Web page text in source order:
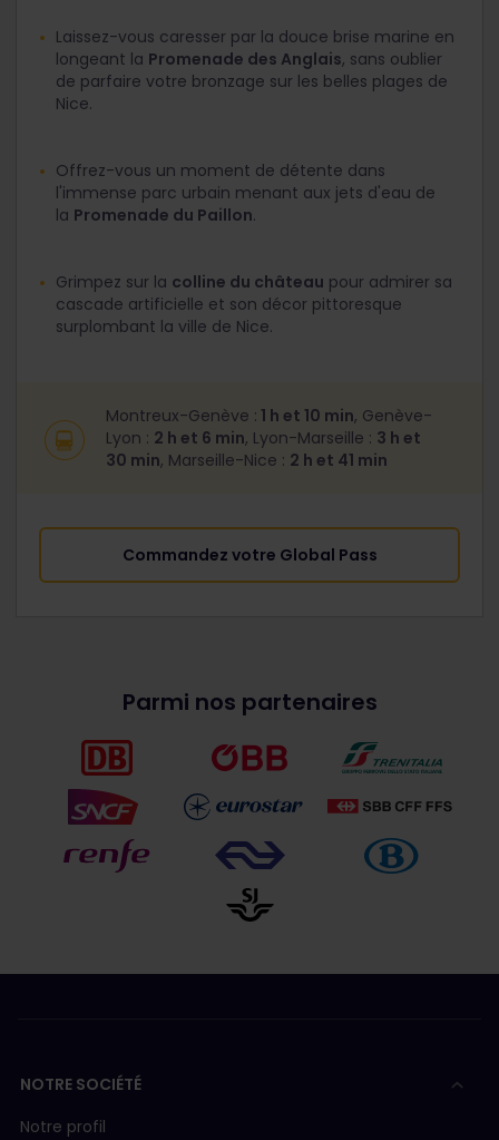
Laissez-vous caresser par la douce brise marine en
longeant la Promenade des Anglais, sans oublier
de parfaire votre bronzage sur les belles plages de
Nice.
Offrez-vous un moment de détente dans
l'immense parc urbain menant aux jets d'eau de
la Promenade du Paillon.
Grimpez sur la colline du château pour admirer sa
cascade artificielle et son décor pittoresque
surplombant la ville de Nice.
Montreux-Genève : 1 h et 10 min, Genève-
Lyon : 2 h et 6 min, Lyon-Marseille : 3 h et
30 min, Marseille-Nice : 2 h et 41 min
Commandez votre Global Pass
Parmi nos partenaires
NOTRE SOCIÉTÉ
Notre profil